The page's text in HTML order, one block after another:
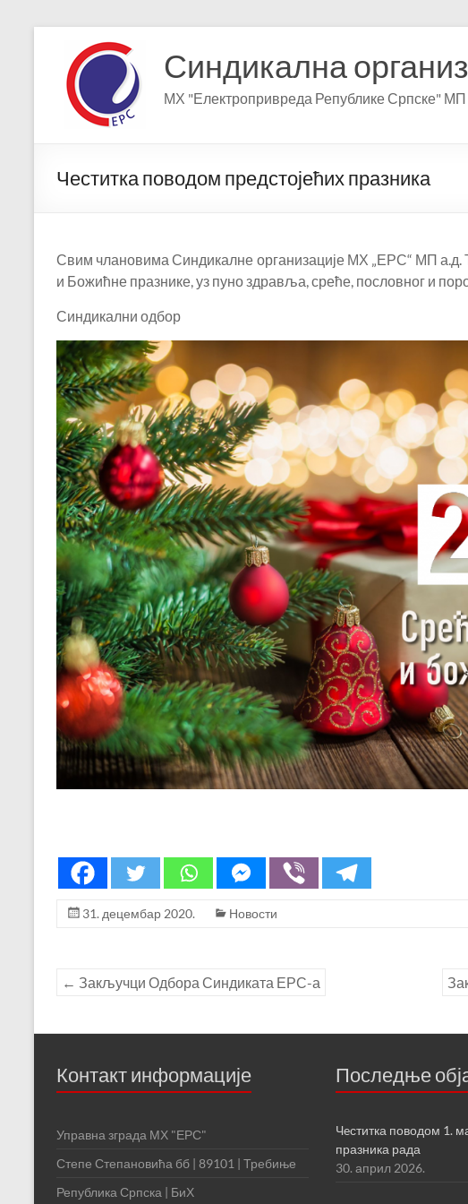
content
Синдикална
МХ "Електропривреда Републике Српске"
Честитка поводом предстојећих празника
Свим члановима Синдикалне организације МХ „ЕРС“ МП
и Божићне празнике, уз пуно здравља, среће, пословног и
Синдикални одбор
31. децембар 2020. Новости
← Закључци Одбора Синдиката ЕРС-а
Контакт информације
Управна зграда МХ "ЕРС"
Степе Степановића бб | 89101 | Требиње
Република Српска | БиХ
Последње
Чeститка поводом 1.
празника рада
30. април 2026.